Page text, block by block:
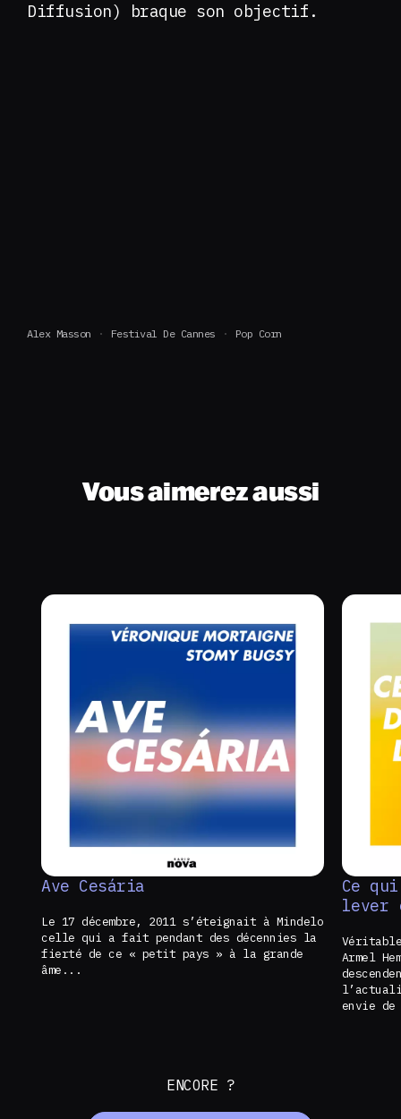
Diffusion) braque son objectif.
Alex Masson Festival De Cannes Pop Corn
Vous aimerez aussi
Ave Cesária
Le 17 décembre, 2011 s’éteignait à Mindelo
celle qui a fait pendant des décennies la
fierté de ce « petit pays » à la grande
âme...
Ce
lever
Armel
envie
ENCORE ?